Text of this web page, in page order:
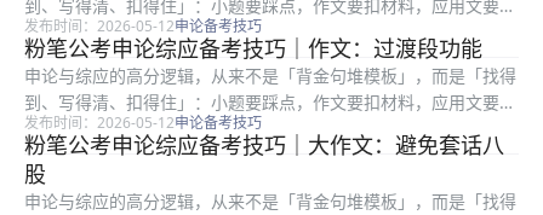
到、写得清、扣得住」：小题要踩点，作文要扣材料，应用文要顾
格式与对象。很多在职考生时间有限，更容易陷入「练了很多篇却
提分慢」：常见根因是要么通读材料浪费时间，要么要点合并过
度、要么书...
发布时间：2026-05-12申论备考技巧
粉笔公考申论综应备考技巧｜作文：过渡段功能
申论与综应的高分逻辑，从来不是「背金句堆模板」，而是「找得
到、写得清、扣得住」：小题要踩点，作文要扣材料，应用文要顾
格式与对象。很多在职考生时间有限，更容易陷入「练了很多篇却
提分慢」：常见根因是要么通读材料浪费时间，要么要点合并过
度、要么书...
发布时间：2026-05-12申论备考技巧
粉笔公考申论综应备考技巧｜大作文：避免套话八
股
申论与综应的高分逻辑，从来不是「背金句堆模板」，而是「找得